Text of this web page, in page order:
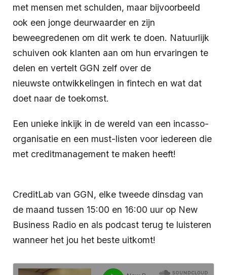
met mensen met schulden, maar bijvoorbeeld
ook een jonge deurwaarder en zijn
beweegredenen om dit werk te doen. Natuurlijk
schuiven ook klanten aan om hun ervaringen te
delen en vertelt GGN zelf over de
nieuwste ontwikkelingen in fintech en wat dat
doet naar de toekomst.
Een unieke inkijk in de wereld van een incasso-
organisatie en een must-listen voor iedereen die
met creditmanagement te maken heeft!
CreditLab van GGN, elke tweede dinsdag van
de maand tussen 15:00 en 16:00 uur op New
Business Radio en als podcast terug te luisteren
wanneer het jou het beste uitkomt!